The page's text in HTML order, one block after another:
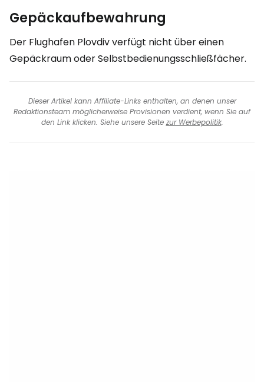
Gepäckaufbewahrung
Der Flughafen Plovdiv verfügt nicht über einen
Gepäckraum oder Selbstbedienungsschließfächer.
Dieser Artikel kann Affiliate-Links enthalten, an denen unser
Redaktionsteam möglicherweise Provisionen verdient, wenn Sie auf
den Link klicken. Siehe unsere Seite zur Werbepolitik.